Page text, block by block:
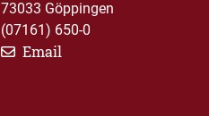
73033 Göppingen
(07161) 650-0
Email